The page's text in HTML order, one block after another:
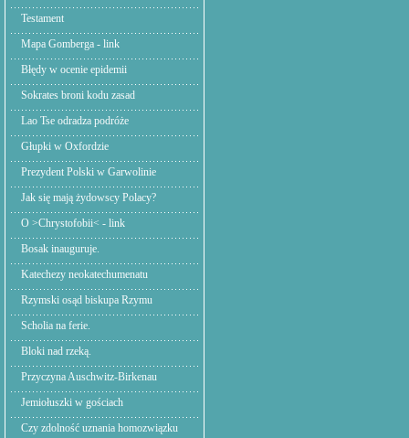
Testament
Mapa Gomberga - link
Błędy w ocenie epidemii
Sokrates broni kodu zasad
Lao Tse odradza podróże
Głupki w Oxfordzie
Prezydent Polski w Garwolinie
Jak się mają żydowscy Polacy?
O >Chrystofobii< - link
Bosak inauguruje.
Katechezy neokatechumenatu
Rzymski osąd biskupa Rzymu
Scholia na ferie.
Bloki nad rzeką.
Przyczyna Auschwitz-Birkenau
Jemiołuszki w gościach
Czy zdolność uznania homozwiązku